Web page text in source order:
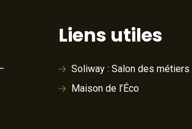
Liens utiles
Soliway : Salon des métiers
Maison de l’Éco